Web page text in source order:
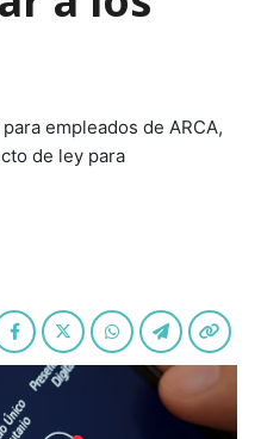
empleados de ARCA,
de ley para